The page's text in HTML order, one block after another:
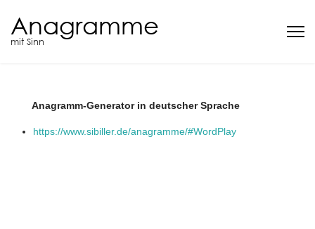
Anagramme
mit Sinn
Anagramm-Generator in deutscher Sprache
https://www.sibiller.de/anagramme/#WordPlay